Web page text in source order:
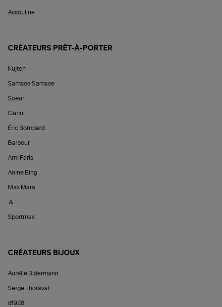
Assouline
CRÉATEURS PRÊT-À-PORTER
Kujten
Samsoe Samsoe
Soeur
Ganni
Éric Bompard
Barbour
Ami Paris
Anine Bing
Max Mara
&
Sportmax
CRÉATEURS BIJOUX
Aurélie Bidermann
Serge Thoraval
d1928